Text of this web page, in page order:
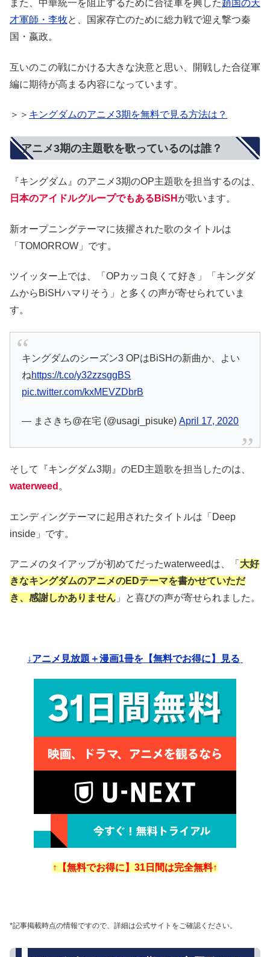
また、中華統一を阻止するために合従軍を興した趙国の天
才軍師・李牧と、国家存亡のために総力戦で迎え撃つ秦
国・嬴政。
互いのこの戦にかける大きな決意と思い、開戦した合従軍
編に期待が高まる内容になっています。
＞＞ キングダムのアニメ3期を無料で見る方法は？
アニメ3期の主題歌を歌っているのは誰？
『キングダム』のアニメ3期のOP主題歌を担当するのは、
日本のアイドルグループでもあるBiSH が歌います。
新オープニングテーマに抜擢された歌のタイトルは
「TOMORROW」です。
ツイッター上では、「OPカッコ良くて好き」「キングダ
ムからBiSHハマりそう」と多くの声が寄せられていま
す。
キングダムのシーズン3 OPはBiSHの新曲か、よい
ねhttps://t.co/y32zzsggBS
pic.twitter.com/kxMEVZDbrB
— まさきち@在宅 (@usagi_pisuke)April 17, 2020
そして『キングダム3期』のED主題歌を担当したのは、
waterweed 。
エンディングテーマに起用されたタイトルは「Deep
inside」です。
アニメのタイアップが初めてだったwaterweedは、「 大好
きなキングダムのアニメのEDテーマを書かせていただ
き、感謝しかありません 」と喜びの声が寄せられました。
↓アニメ見放題＋漫画1冊を【無料でお得に】見る
↑【無料でお得に】31日間は完全無料↑
*記事掲載時点の情報ですので、詳細は公式サイトをご確認ください。